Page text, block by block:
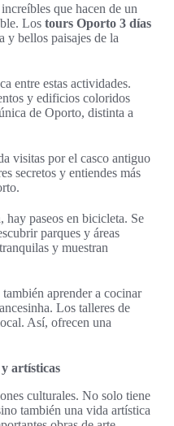
increíbles que hacen de un
Los tours Oporto 3 días
y bellos paisajes de la
entre estas actividades.
y edificios coloridos
de Oporto, distinta a
visitas por el casco antiguo
secretos y entiendes más
hay paseos en bicicleta. Se
parques y áreas
y muestran
aprender a cocinar
Los talleres de
Así, ofrecen una
artísticas
culturales. No solo tiene
también una vida artística